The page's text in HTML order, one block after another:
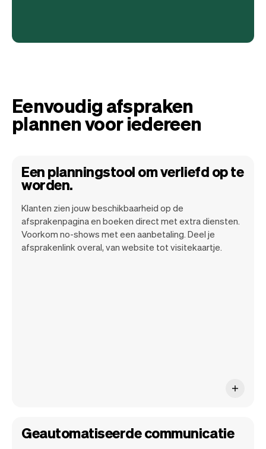
Eenvoudig afspraken
plannen voor iedereen
Een planningstool om verliefd op te
worden.
Klanten zien jouw beschikbaarheid op de
afsprakenpagina en boeken direct met extra diensten.
Voorkom no-shows met een aanbetaling. Deel je
afsprakenlink overal, van website tot visitekaartje.
Wij willen dat jij je kunt focussen op je
talent. Vev zorgt voor alle randzaken.
Geautomatiseerde communicatie